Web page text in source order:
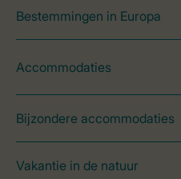
Bestemmingen in Europa
Accommodaties
Bijzondere accommodaties
Vakantie in de natuur